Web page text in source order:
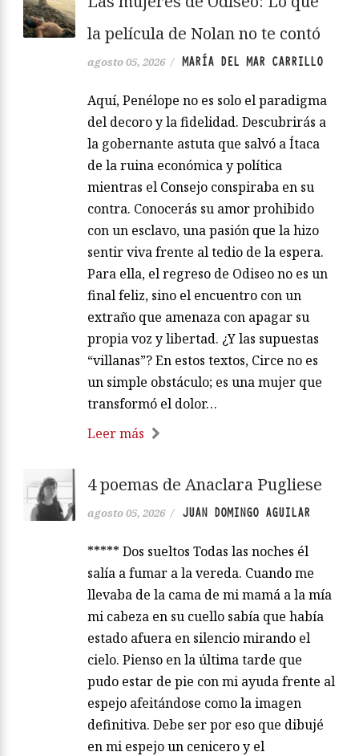
la película de Nolan no te contó
agosto 05, 2026 / MARÍA DEL MAR CARRILLO
Aquí, Penélope no es solo el paradigma
del decoro y la fidelidad. Descubrirás a
la gobernante astuta que salvó a Ítaca
de la ruina económica y política
mientras el Consejo conspiraba en su
contra. Conocerás su amor prohibido
con un esclavo, una pasión que la hizo
sentir viva frente al tedio de la espera.
Para ella, el regreso de Odiseo no es un
final feliz, sino el encuentro con un
extraño que amenaza con apagar su
propia voz y libertad. ¿Y las supuestas
“villanas”? En estos textos, Circe no es
un simple obstáculo; es una mujer que
transformó el dolor…
Leer más
4 poemas de Anaclara Pugliese
agosto 05, 2026 / JUAN DOMINGO AGUILAR
***** Dos sueltos Todas las noches él
salía a fumar a la vereda. Cuando me
llevaba de la cama de mi mamá a la mía
mi cabeza en su cuello sabía que había
estado afuera en silencio mirando el
cielo. Pienso en la última tarde que
pudo estar de pie con mi ayuda frente al
espejo afeitándose como la imagen
definitiva. Debe ser por eso que dibujé
en mi espejo un cenicero y el